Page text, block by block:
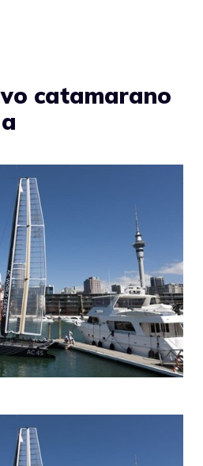
catamarano